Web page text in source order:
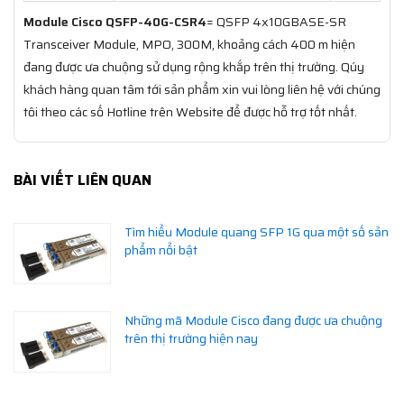
Module Cisco QSFP-40G-CSR4= QSFP 4x10GBASE-SR
Transceiver Module, MPO, 300M, khoảng cách 400 m hiện
đang được ưa chuộng sử dụng rộng khắp trên thị trường. Qúy
khách hàng quan tâm tới sản phẩm xin vui lòng liên hệ với chúng
tôi theo các số Hotline trên Website để được hỗ trợ tốt nhất.
BÀI VIẾT LIÊN QUAN
Tìm hiểu Module quang SFP 1G qua một số sản
phẩm nổi bật
Những mã Module Cisco đang được ưa chuộng
trên thị trường hiện nay